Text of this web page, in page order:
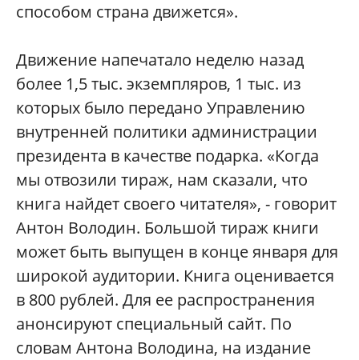
способом страна движется».
Движение напечатало неделю назад
более 1,5 тыс. экземпляров, 1 тыс. из
которых было передано Управлению
внутренней политики администрации
президента в качестве подарка. «Когда
мы отвозили тираж, нам сказали, что
книга найдет своего читателя», - говорит
Антон Володин. Большой тираж книги
может быть выпущен в конце января для
широкой аудитории. Книга оценивается
в 800 рублей. Для ее распространения
анонсируют специальный сайт. По
словам Антона Володина, на издание